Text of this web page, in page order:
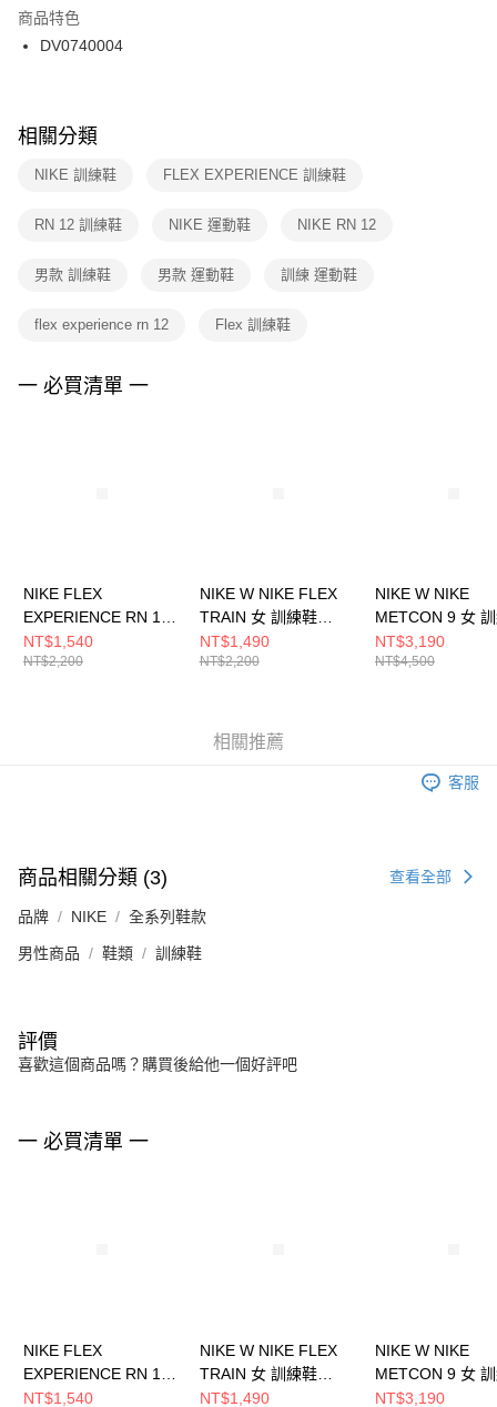
２．訂單成立數日內，您將收到繳費通知簡訊。
３．收到繳費通知簡訊後14天內，點擊此簡訊中的連結，可透過四大超商／
ATM／網路銀行／等多元方式進行付款，方視為交易完成。
※ 交易是否成功請以「AFTEE先享後付 」之結帳頁面顯示為準，若有關於
是否繳費成功／繳費後需取消欲退款等相關疑問，請聯繫「AFTEE先享後付
客戶支援中心」
https://netprotections.freshdesk.com/support/home
１．透過由恩沛科技股份有限公司提供之「AFTEE先享後付」服務完成之交
權轉讓予恩沛科技股份有限公司。
３．未成年的使用者請事先徵得法定代理人或監護人之同意方可使用
４．使用「AFTEE先享後付」時，將依據個別帳號之用戶狀況，依本公司即
商品特色
DV0740004
相關分類
NIKE 訓練鞋 FLEX EXPERIENCE 訓練鞋
RN 12 訓練鞋 NIKE 運動鞋 NIKE RN 12
男款 訓練鞋 男款 運動鞋 訓練 運動鞋
flex experience rn 12 Flex 訓練鞋
一 必買清單 一
NIKE FLEX
EXPERIENCE RN 12
男 訓練鞋 DV0740403
NT$1,540
NT$2,200
NIKE W NIKE FLEX
TRAIN 女 訓練鞋
HV9981003
NT$1,490
NT$2,200
NIKE W NIKE
METCON 9 女
DZ2537001
NT$3,190
NT$4,500
相關推薦
客服
商品相關分類 (3) 查看全部
品牌 NIKE 全系列鞋款
男性商品 鞋類 訓練鞋
評價
喜歡這個商品嗎？購買後給他一個好評吧
一 必買清單 一
NIKE FLEX
EXPERIENCE RN 12
男 訓練鞋 DV0740403
NT$1,540
NIKE W NIKE FLEX
TRAIN 女 訓練鞋
HV9981003
NT$1,490
NIKE W NIKE
METCON 9 女
DZ2537001
NT$3,190